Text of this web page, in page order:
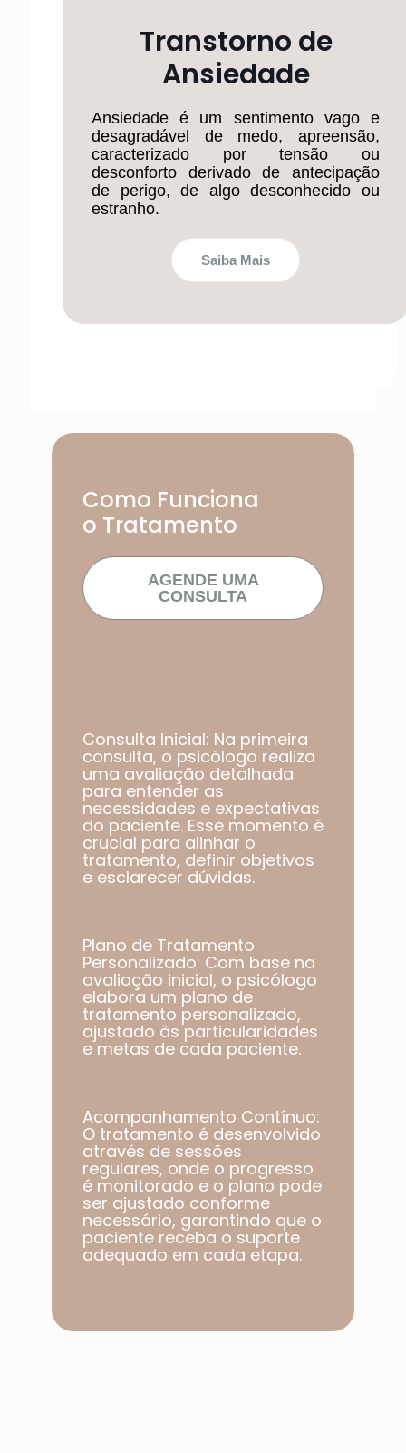
Transtorno de
Ansiedade
Ansiedade é um sentimento vago e
desagradável de medo, apreensão,
caracterizado por tensão ou
desconforto derivado de antecipação
de perigo, de algo desconhecido ou
estranho.
Saiba Mais
Como Funciona
o Tratamento
AGENDE UMA
CONSULTA
Consulta Inicial: Na primeira
consulta, o psicólogo realiza
uma avaliação detalhada
para entender as
necessidades e expectativas
do paciente. Esse momento é
crucial para alinhar o
tratamento, definir objetivos
e esclarecer dúvidas.
Plano de Tratamento
Personalizado: Com base na
avaliação inicial, o psicólogo
elabora um plano de
tratamento personalizado,
ajustado às particularidades
e metas de cada paciente.​
Acompanhamento Contínuo:
O tratamento é desenvolvido
através de sessões
regulares, onde o progresso
é monitorado e o plano pode
ser ajustado conforme
necessário, garantindo que o
paciente receba o suporte
adequado em cada etapa.​